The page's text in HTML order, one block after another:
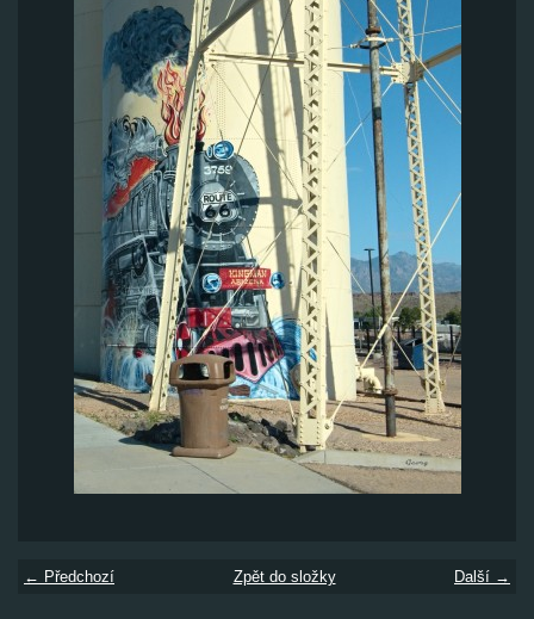
← Předchozí Další →
Zpět do složky